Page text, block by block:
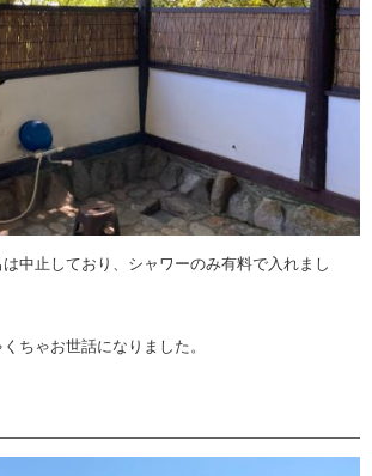
中止しており、シャワーのみ有料で入れまし
ちゃお世話になりました。